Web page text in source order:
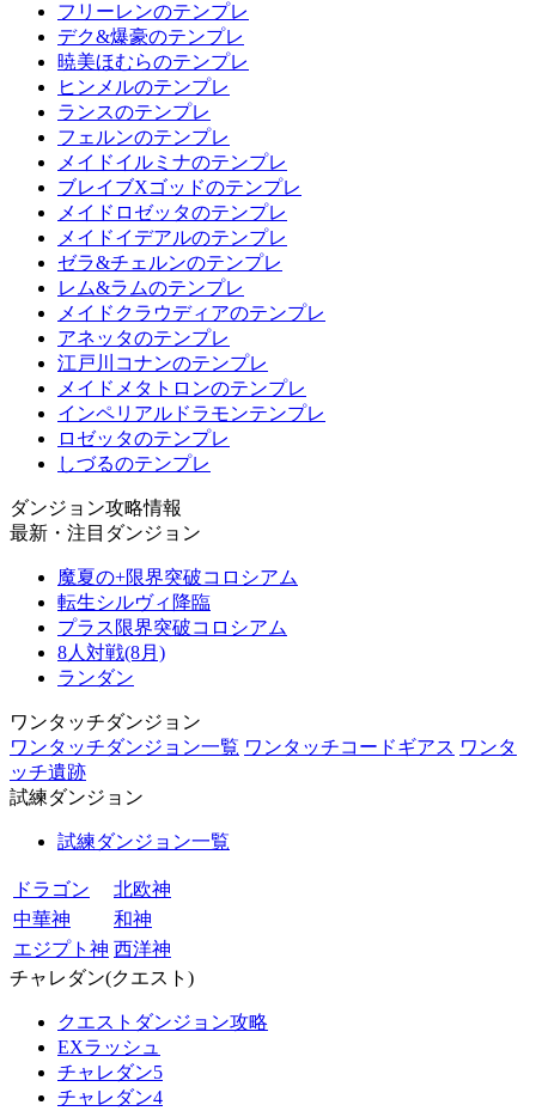
フリーレンのテンプレ
デク&爆豪のテンプレ
暁美ほむらのテンプレ
ヒンメルのテンプレ
ランスのテンプレ
フェルンのテンプレ
メイドイルミナのテンプレ
ブレイブXゴッドのテンプレ
メイドロゼッタのテンプレ
メイドイデアルのテンプレ
ゼラ&チェルンのテンプレ
レム&ラムのテンプレ
メイドクラウディアのテンプレ
アネッタのテンプレ
江戸川コナンのテンプレ
メイドメタトロンのテンプレ
インペリアルドラモンテンプレ
ロゼッタのテンプレ
しづるのテンプレ
ダンジョン攻略情報
最新・注目ダンジョン
魔夏の+限界突破コロシアム
転生シルヴィ降臨
プラス限界突破コロシアム
8人対戦(8月)
ランダン
ワンタッチダンジョン
ワンタッチダンジョン一覧 ワンタッチコードギアス ワンタ
ッチ遺跡
試練ダンジョン
試練ダンジョン一覧
ドラゴン
北欧神
中華神
和神
エジプト神 西洋神
チャレダン(クエスト)
クエストダンジョン攻略
EXラッシュ
チャレダン5
チャレダン4